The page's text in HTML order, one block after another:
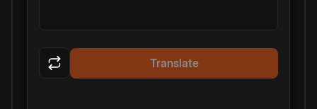
Translate